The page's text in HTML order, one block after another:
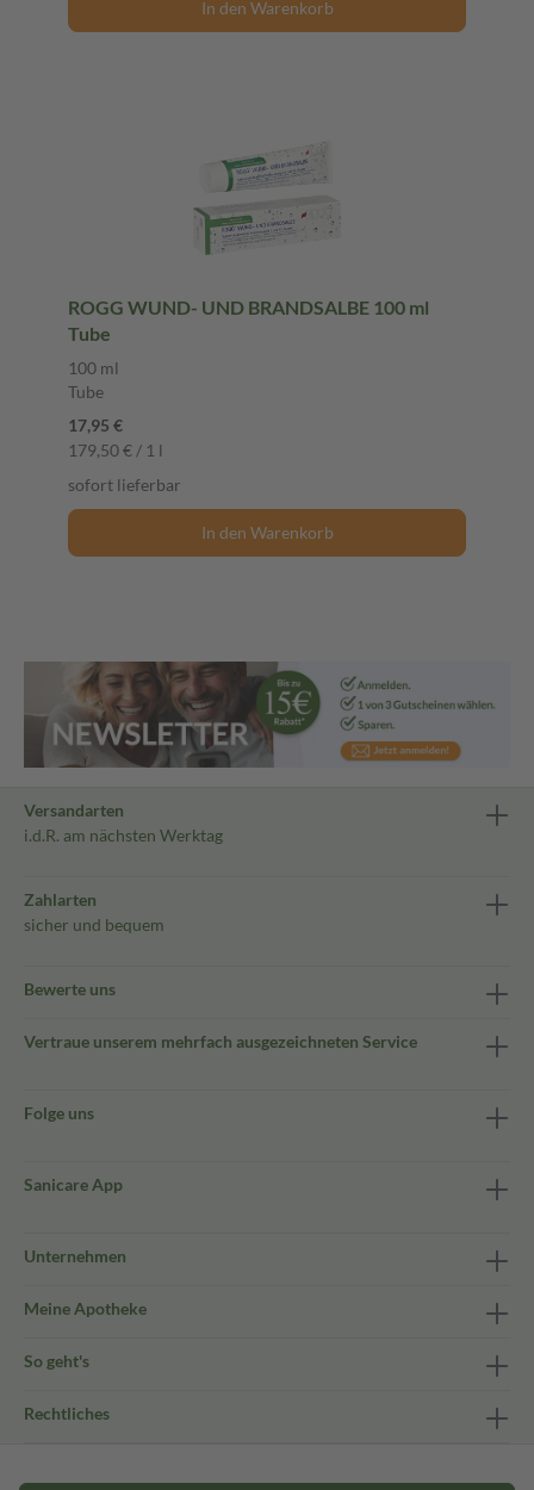
In den Warenkorb
ROGG WUND- UND BRANDSALBE 100 ml
Tube
100 ml
Tube
17,95 €
179,50 € / 1 l
sofort lieferbar
In den Warenkorb
Versandarten
i.d.R. am nächsten Werktag
Zahlarten
sicher und bequem
Bewerte uns
Vertraue unserem mehrfach ausgezeichneten Service
Folge uns
Sanicare App
Unternehmen
Meine Apotheke
So geht's
Rechtliches